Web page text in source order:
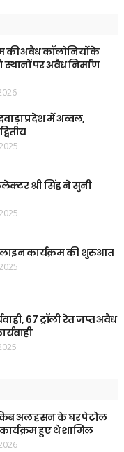
की अवैध कॉलोनियों के
स्थानों पर अवैध निर्माण
प्रदेश में अव्वल,
श्री सिंह ने सुनी
कार्यक्रम की शुरुआत
67 ट्रॉली रेत जप्त अवैध
अल हसन के घर पेट्रोल
हुए थे शामिल